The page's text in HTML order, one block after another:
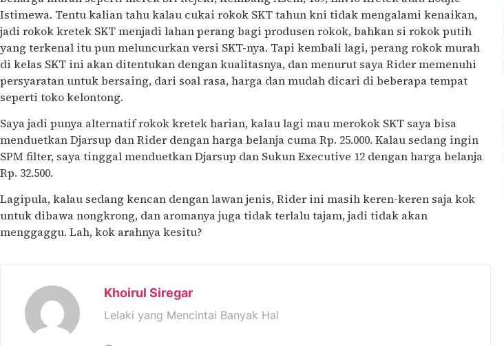
Istimewa. Tentu kalian tahu kalau cukai rokok SKT tahun kni tidak mengalami kenaikan,
jadi rokok kretek SKT menjadi lahan perang bagi produsen rokok, bahkan si rokok putih
yang terkenal itu pun meluncurkan versi SKT-nya. Tapi kembali lagi, perang rokok murah
di kelas SKT ini akan ditentukan dengan kualitasnya, dan menurut saya Rider memenuhi
persyaratan untuk bersaing, dari soal rasa, harga dan mudah dicari di beberapa tempat
seperti toko kelontong.
Saya jadi punya alternatif rokok kretek harian, kalau lagi mau merokok SKT saya bisa
menduetkan Djarsup dan Rider dengan harga belanja cuma Rp. 25.000. Kalau sedang ingin
SPM filter, saya tinggal menduetkan Djarsup dan Sukun Executive 12 dengan harga belanja
Rp. 32.500.
Lagipula, kalau sedang kencan dengan lawan jenis, Rider ini masih keren-keren saja kok
untuk dibawa nongkrong, dan aromanya juga tidak terlalu tajam, jadi tidak akan
menggaggu. Lah, kok arahnya kesitu?
Khoirul Siregar
Lelaki yang Mencintai Banyak Hal